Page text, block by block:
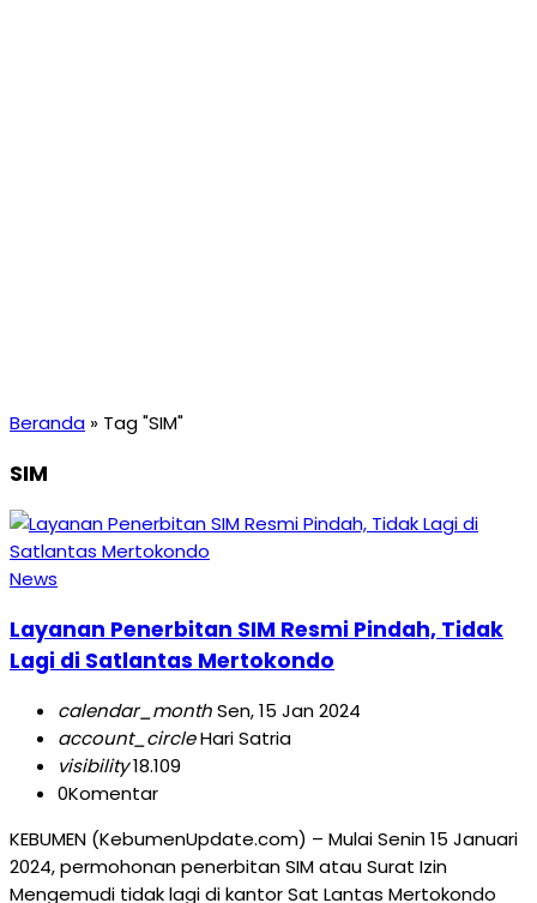
Beranda » Tag "SIM"
SIM
News
Layanan Penerbitan SIM Resmi Pindah, Tidak
Lagi di Satlantas Mertokondo
calendar_monthSen, 15 Jan 2024
account_circleHari Satria
visibility18.109
0Komentar
KEBUMEN (KebumenUpdate.com) – Mulai Senin 15 Januari
2024, permohonan penerbitan SIM atau Surat Izin
Mengemudi tidak lagi di kantor Sat Lantas Mertokondo